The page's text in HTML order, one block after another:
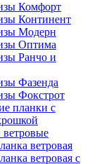
Комфорт
Континент
Модерн
Оптима
Ранчо и
Фазенда
Фокстрот
планки с
ветровая
ветровая с